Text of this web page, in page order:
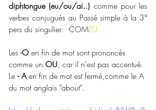
diphtongue (eu/ou/ai..) comme pour les
verbes conjugués au Passé simple à la 3°
pers du singulier:  COMEU.
Les -O en fin de mot sont prononcés
comme un OU, car il n'est pas accentué.
Le - A en fin de mot est fermé,comme le A
du mot anglais "about".